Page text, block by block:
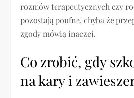
rozmów terapeutycznych czy
pozostają poufne, chyba że
zgody mówią inaczej.
Co zrobić, gdy
na kary i